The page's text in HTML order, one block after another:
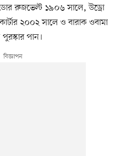
রুজভেল্ট ১৯০৬ সালে, উড্রো
২০০২ সালে ও বারাক ওবামা
পান।